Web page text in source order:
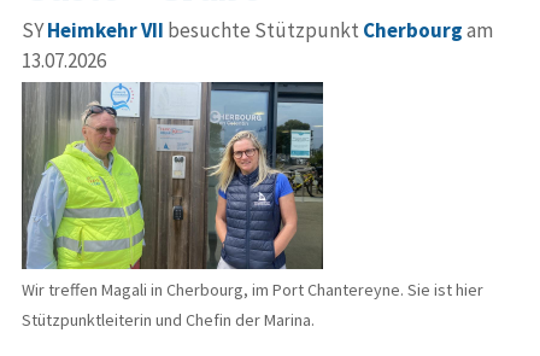
SYHeimkehr VII besuchte Stützpunkt Cherbourgam
13.07.2026
Wir treffen Magali in Cherbourg, im Port Chantereyne. Sie ist hier
Stützpunktleiterin und Chefin der Marina.